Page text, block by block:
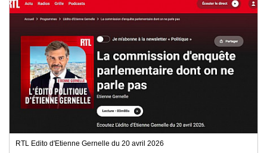
RTL Edito d'Etienne Gernelle du 20 avril 2026